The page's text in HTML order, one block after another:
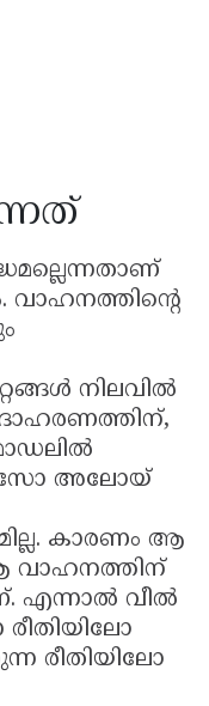
വാഹനത്തിന്റെ
നിലവിൽ
അലോയ്
കാരണം ആ
വാഹനത്തിന്
എന്നാൽ വീൽ
രീതിയിലോ